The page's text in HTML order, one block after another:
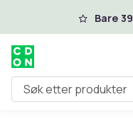
Hopp til Bare
Søk etter produkter